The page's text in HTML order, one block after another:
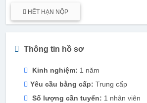
HẾT HẠN NỘP
Thông tin hồ sơ
Kinh nghiệm: 1 năm
Yêu cầu bằng cấp: Trung cấp
Số lượng cần tuyển: 1 nhân viên